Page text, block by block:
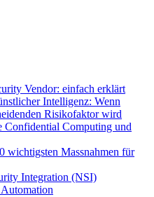
Vendor: einfach erklärt
Intelligenz: Wenn
Risikofaktor wird
Confidential Computing und
wichtigsten Massnahmen für
Integration (NSI)